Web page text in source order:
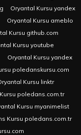
Oryantal Kursu yandex
Oryantal Kursu ameblo
Kursu github.com
Kursu youtube
Oryantal Kursu yandex
poledanskursu.com
Kursu linktr
poledans.com.tr
Kursu myanimelist
Kursu poledans.com.tr